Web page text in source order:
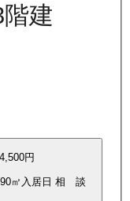
建
4,500円
㎡ 入居日 相 談